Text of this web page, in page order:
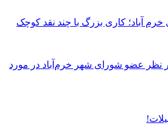
نظر عضو شورای شهر خرم‌آباد در مورد